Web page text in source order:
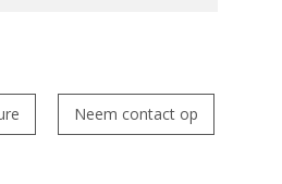
Neem contact op